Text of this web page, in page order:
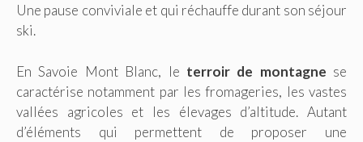
Une pause conviviale et qui réchauffe durant son séjour
ski.
En Savoie Mont Blanc, le terroir de montagne se
caractérise notamment par les fromageries, les vastes
vallées agricoles et les élevages d’altitude. Autant
d’éléments qui permettent de proposer une